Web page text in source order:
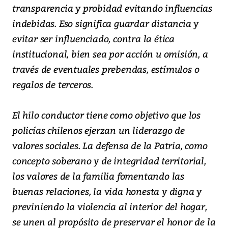
transparencia y probidad evitando influencias
indebidas. Eso significa guardar distancia y
evitar ser influenciado, contra la ética
institucional, bien sea por acción u omisión, a
través de eventuales prebendas, estímulos o
regalos de terceros.
El hilo conductor tiene como objetivo que los
policías chilenos ejerzan un liderazgo de
valores sociales. La defensa de la Patria, como
concepto soberano y de integridad territorial,
los valores de la familia fomentando las
buenas relaciones, la vida honesta y digna y
previniendo la violencia al interior del hogar,
se unen al propósito de preservar el honor de la